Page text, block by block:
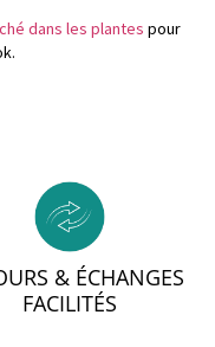
dans les plantes pour
& ÉCHANGES
FACILITÉS